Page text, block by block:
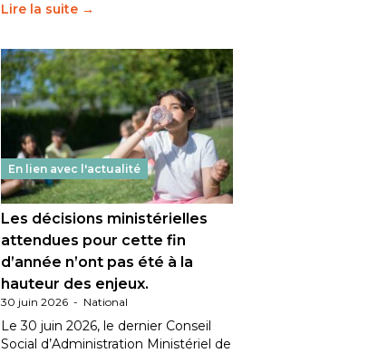
Lire la suite →
En lien avec l'actualité
Les décisions ministérielles
attendues pour cette fin
d’année n’ont pas été à la
hauteur des enjeux.
30 juin 2026 - National
Le 30 juin 2026, le dernier Conseil
Social d’Administration Ministériel de